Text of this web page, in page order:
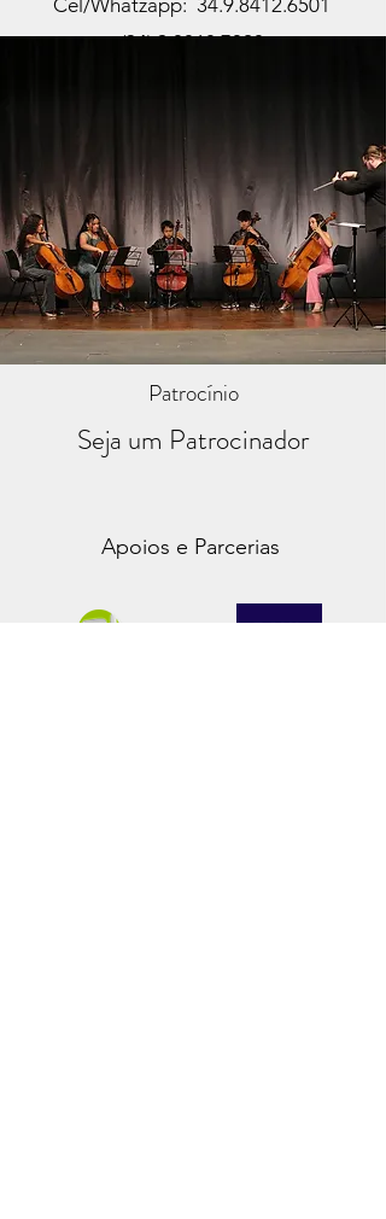
Cel/Whatzapp: 34.9.8412.6501
(34).9.8868.7028
Patrocínio
Seja um Patrocinador
Apoios e Parcerias